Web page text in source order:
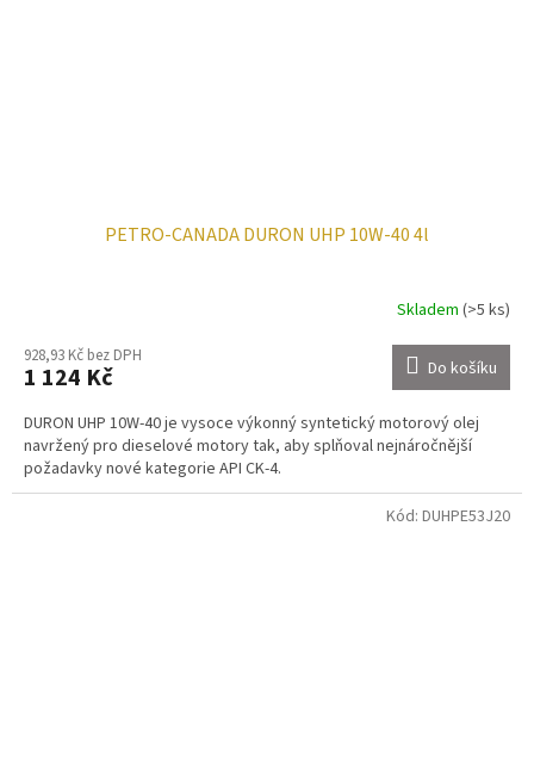
PETRO-CANADA DURON UHP 10W-40 4l
Skladem (>5 ks)
928,93 Kč bez DPH
1 124 Kč Do košíku
DURON UHP 10W-40 je vysoce výkonný syntetický motorový olej
navržený pro dieselové motory tak, aby splňoval nejnáročnější
požadavky nové kategorie API CK-4.
Kód: DUHPE53J20